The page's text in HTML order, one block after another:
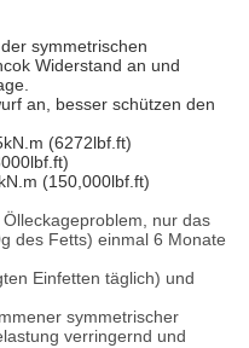
symmetrischen
Widerstand an und
an, besser schützen den
(6272lbf.ft)
(150,000lbf.ft)
nur das
des Fetts) einmal 6 Monate
Einfetten täglich) und
symmetrischer
verringernd und